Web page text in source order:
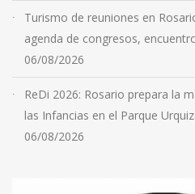
Turismo de reuniones en
agenda de congresos,
06/08/2026
ReDi 2026: Rosario prepara la
las Infancias en el Parque
06/08/2026